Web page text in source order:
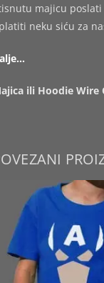
majicu poslati
neku siću za
ili Hoodie Wire